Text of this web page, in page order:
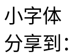
小字体
分享到：